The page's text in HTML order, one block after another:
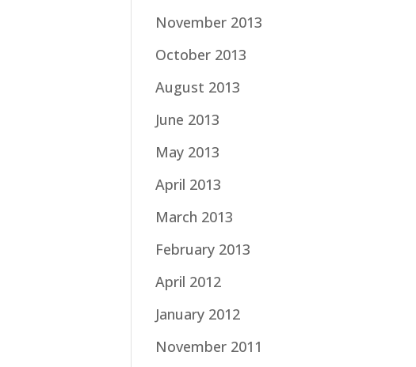
November 2013
October 2013
August 2013
June 2013
May 2013
April 2013
March 2013
February 2013
April 2012
January 2012
November 2011